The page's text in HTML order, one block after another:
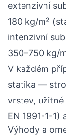
extenzivní
180 kg/m²
intenzivní
350–750 kg/
V každém
statika —
vrstev, užitné
EN 1991-1-1)
Výhody a